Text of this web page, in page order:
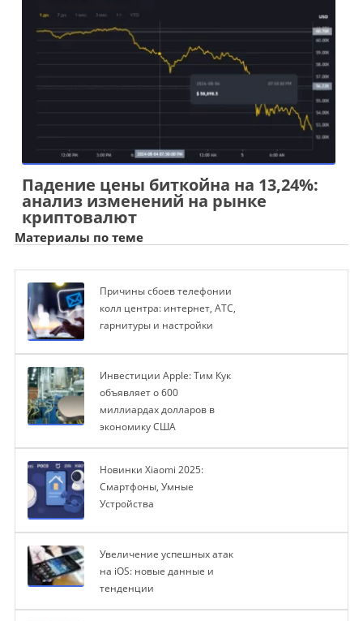
Падение цены биткойна на 13,24%:
анализ изменений на рынке
криптовалют
Материалы по теме
Причины сбоев телефонии
колл центра: интернет, АТС,
гарнитуры и настройки
Инвестиции Apple: Тим Кук
объявляет о 600
миллиардах долларов в
экономику США
Новинки Xiaomi 2025:
Смартфоны, Умные
Устройства
Увеличение успешных атак
на iOS: новые данные и
тенденции